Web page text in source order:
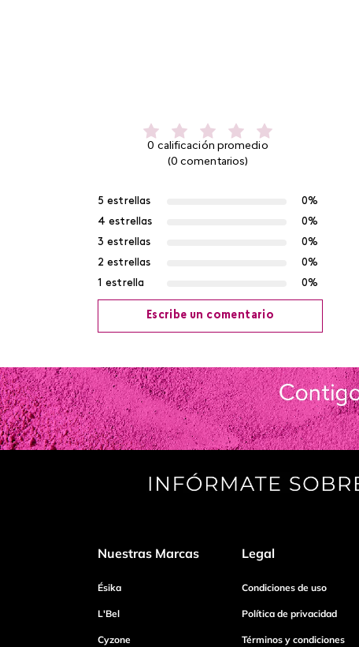
0 calificación promedio
(0 comentarios)
5 estrellas
0%
4 estrellas
0%
3 estrellas
0%
2 estrellas
0%
1 estrella
0%
Escribe un comentario
Agregar comentario
Título
Nuestras Marcas
Ésika
L'Bel
Cyzone
Legal
Condiciones de uso
Política de privacidad
Términos y condiciones